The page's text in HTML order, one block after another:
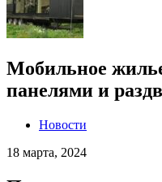
Мобильное
панелями и
Новости
18 марта, 2024